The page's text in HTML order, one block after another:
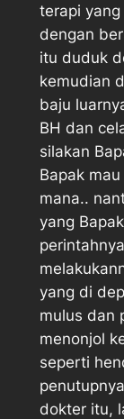
terapi
dengan
itu duduk
kemudian
baju
BH dan
silakan
Bapak
mana..
yang
yang di
mulus dan
menonjol
seperti
dokter itu,